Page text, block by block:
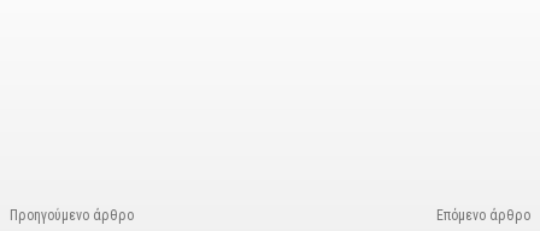
Προηγούμενο άρθρο
Επόμενο άρθρο